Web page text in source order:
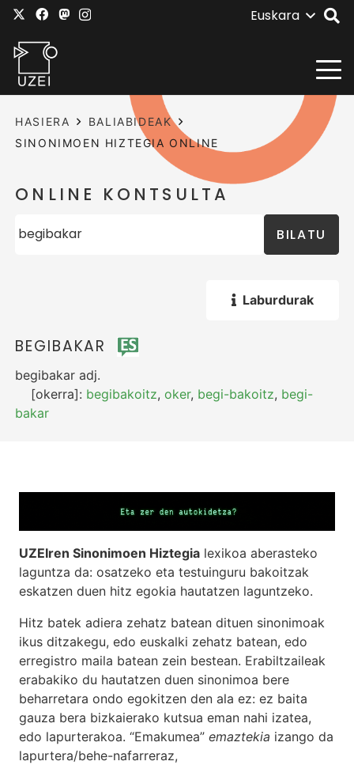
Euskara
HASIERA
BALIABIDEAK
SINONIMOEN HIZTEGIA ONLINE
ONLINE KONTSULTA
BILATU
Laburdurak
BEGIBAKAR
begibakar adj.
[okerra]: begibakoitz,oker, begi-bakoitz, begi-
bakar
UZEIren Sinonimoen Hiztegia lexikoa aberasteko
laguntza da: osatzeko eta testuinguru bakoitzak
eskatzen duen hitz egokia hautatzen laguntzeko.
Hitz batek adiera zehatz batean dituen sinonimoak
ikus ditzakegu, edo euskalki zehatz batean, edo
erregistro maila batean zein bestean. Erabiltzaileak
erabakiko du hautatzen duen sinonimoa bere
beharretara ondo egokitzen den ala ez: ez baita
gauza bera bizkaierako kutsua eman nahi izatea,
edo lapurterakoa. “Emakumea” emaztekia izango da
lapurtera/behe-nafarreraz,